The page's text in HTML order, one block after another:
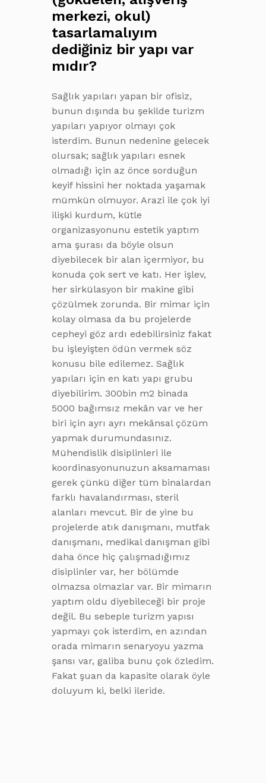
merkezi, okul)
tasarlamalıyım
dediğiniz bir yapı var
mıdır?
Sağlık yapıları yapan bir ofisiz,
bunun dışında bu şekilde turizm
yapıları yapıyor olmayı çok
isterdim. Bunun nedenine gelecek
olursak; sağlık yapıları esnek
olmadığı için az önce sorduğun
keyif hissini her noktada yaşamak
mümkün olmuyor. Arazi ile çok iyi
ilişki kurdum, kütle
organizasyonunu estetik yaptım
ama şurası da böyle olsun
diyebilecek bir alan içermiyor, bu
konuda çok sert ve katı. Her işlev,
her sirkülasyon bir makine gibi
çözülmek zorunda. Bir mimar için
kolay olmasa da bu projelerde
cepheyi göz ardı edebilirsiniz fakat
bu işleyişten ödün vermek söz
konusu bile edilemez. Sağlık
yapıları için en katı yapı grubu
diyebilirim. 300bin m2 binada
5000 bağımsız mekân var ve her
biri için ayrı ayrı mekânsal çözüm
yapmak durumundasınız.
Mühendislik disiplinleri ile
koordinasyonunuzun aksamaması
gerek çünkü diğer tüm binalardan
farklı havalandırması, steril
alanları mevcut. Bir de yine bu
projelerde atık danışmanı, mutfak
danışmanı, medikal danışman gibi
daha önce hiç çalışmadığımız
disiplinler var, her bölümde
olmazsa olmazlar var. Bir mimarın
yaptım oldu diyebileceği bir proje
değil. Bu sebeple turizm yapısı
yapmayı çok isterdim, en azından
orada mimarın senaryoyu yazma
şansı var, galiba bunu çok özledim.
Fakat şuan da kapasite olarak öyle
doluyum ki, belki ileride.